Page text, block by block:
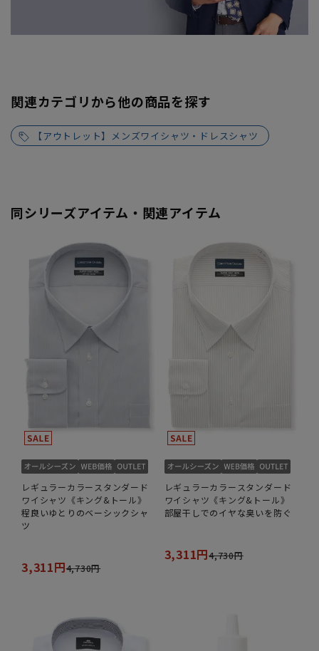
関連カテゴリから他の商品を探す
【アウトレット】メンズワイシャツ・ドレスシャツ
同シリーズアイテム・関連アイテム
レギュラーカラースタンダード
ワイシャツ《キング&トール》
程良いゆとりのベーシックシャ
ツ
3,311円4,730円
レギュラーカラースタンダード
ワイシャツ《キング&トール》
部屋干しでのイヤな臭いを防ぐ
3,311円4,730円